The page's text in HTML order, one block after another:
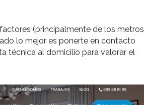
(principalmente de los metros
lo mejor es ponerte en contacto
técnica al domicilio para valorar el